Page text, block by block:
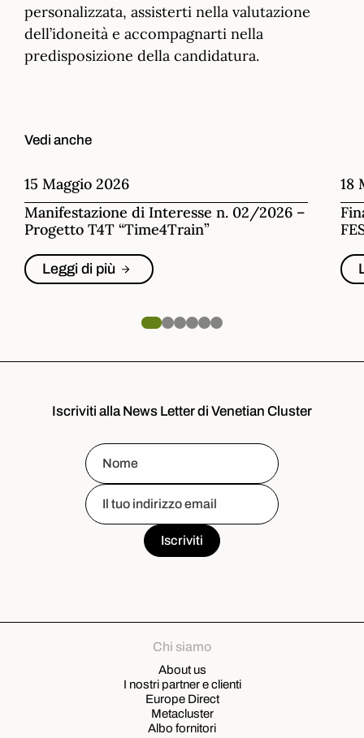
personalizzata, assisterti nella valutazione
dell’idoneità e accompagnarti nella
predisposizione della candidatura.
Vedi anche
15 Maggio 2026
Manifestazione di Interesse n. 02/2026 –
Progetto T4T “Time4Train”
Leggi di più
18
Iscriviti alla News Letter di Venetian Cluster
Chi siamo
About us
I nostri partner e clienti
Europe Direct
Metacluster
Albo fornitori